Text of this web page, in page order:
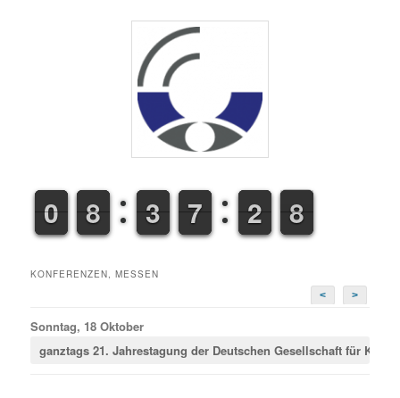
9
9
0
0 7
7
8
8 2
2
3
3 6
6
7
7 1
1
2
2 8
9
9
KONFERENZEN, MESSEN
<
>
Sonntag, 18 Oktober
ganztags21. Jahrestagung der Deutschen Gesellschaft für